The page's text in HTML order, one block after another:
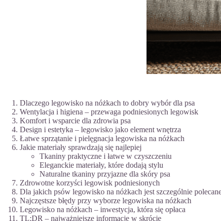
Dlaczego legowisko na nóżkach to dobry wybór dla psa
Wentylacja i higiena – przewaga podniesionych legowisk
Komfort i wsparcie dla zdrowia psa
Design i estetyka – legowisko jako element wnętrza
Łatwe sprzątanie i pielęgnacja legowiska na nóżkach
Jakie materiały sprawdzają się najlepiej
Tkaniny praktyczne i łatwe w czyszczeniu
Eleganckie materiały, które dodają stylu
Naturalne tkaniny przyjazne dla skóry psa
Zdrowotne korzyści legowisk podniesionych
Dla jakich psów legowisko na nóżkach jest szczególnie
Najczęstsze błędy przy wyborze legowiska na nóżkach
Legowisko na nóżkach – inwestycja, która się opłaca
TL;DR – najważniejsze informacje w skrócie